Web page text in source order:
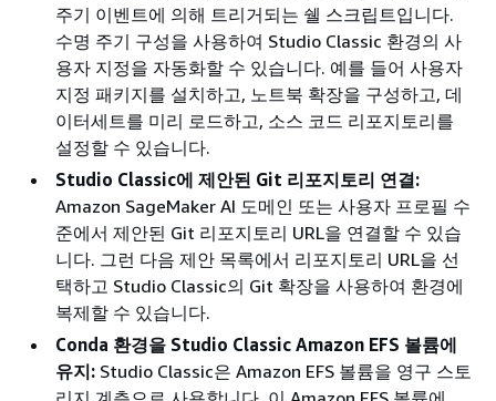
주기 이벤트에 의해 트리거되는 쉘 스크립트입니다.
수명 주기 구성을 사용하여 Studio Classic 환경의 사
용자 지정을 자동화할 수 있습니다. 예를 들어 사용자
지정 패키지를 설치하고, 노트북 확장을 구성하고, 데
이터세트를 미리 로드하고, 소스 코드 리포지토리를
설정할 수 있습니다.
Studio Classic에 제안된 Git 리포지토리 연결:
Amazon SageMaker AI 도메인 또는 사용자 프로필 수
준에서 제안된 Git 리포지토리 URL을 연결할 수 있습
니다. 그런 다음 제안 목록에서 리포지토리 URL을 선
택하고 Studio Classic의 Git 확장을 사용하여 환경에
복제할 수 있습니다.
Conda 환경을 Studio Classic Amazon EFS 볼륨에
유지: Studio Classic은 Amazon EFS 볼륨을 영구 스토